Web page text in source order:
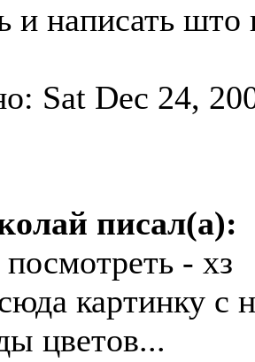
и написать што
Sat Dec 24,
писал(а):
посмотреть - хз
картинку с
цветов...